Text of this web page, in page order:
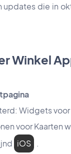
updates die in
Winkel
Widgets
voor Kaarten
iOS
.